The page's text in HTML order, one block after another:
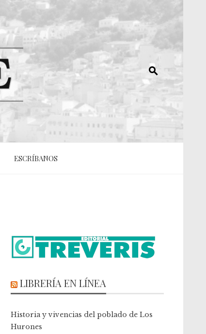
ESCRÍBANOS
LIBRERÍA EN LÍNEA
Historia y vivencias del poblado de Los
Hurones